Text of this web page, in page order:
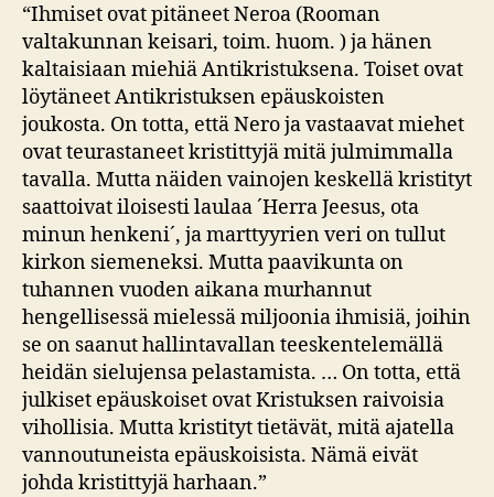
“Ihmiset ovat pitäneet Neroa (Rooman
valtakunnan keisari, toim. huom. ) ja hänen
kaltaisiaan miehiä Antikristuksena. Toiset ovat
löytäneet Antikristuksen epäuskoisten
joukosta. On totta, että Nero ja vastaavat miehet
ovat teurastaneet kristittyjä mitä julmimmalla
tavalla. Mutta näiden vainojen keskellä kristityt
saattoivat iloisesti laulaa ´Herra Jeesus, ota
minun henkeni´, ja marttyyrien veri on tullut
kirkon siemeneksi. Mutta paavikunta on
tuhannen vuoden aikana murhannut
hengellisessä mielessä miljoonia ihmisiä, joihin
se on saanut hallintavallan teeskentelemällä
heidän sielujensa pelastamista. … On totta, että
julkiset epäuskoiset ovat Kristuksen raivoisia
vihollisia. Mutta kristityt tietävät, mitä ajatella
vannoutuneista epäuskoisista. Nämä eivät
johda kristittyjä harhaan.”